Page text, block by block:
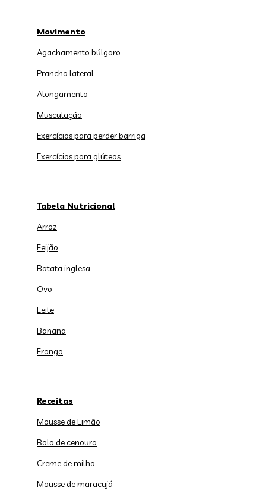
Movimento
Agachamento búlgaro
Prancha lateral
Alongamento
Musculação
Exercícios para perder barriga
Exercícios para glúteos
Tabela Nutricional
Arroz
Feijão
Batata inglesa
Ovo
Leite
Banana
Frango
Receitas
Mousse de Limão
Bolo de cenoura
Creme de milho
Mousse de maracujá